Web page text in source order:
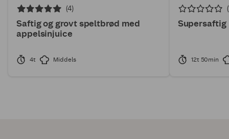
(4)
Saftig og grovt speltbrød med
appelsinjuice
4t Middels
Supersaftig
12t 50min